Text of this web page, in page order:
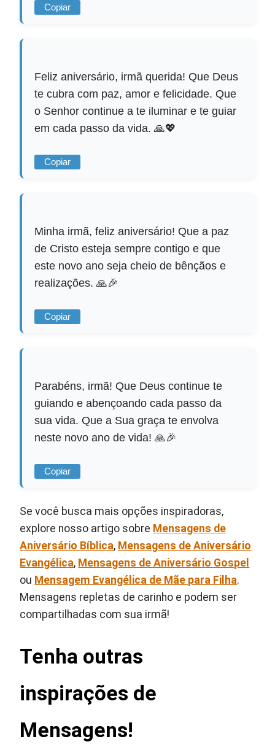
Copiar
Feliz aniversário, irmã querida! Que Deus
te cubra com paz, amor e felicidade. Que
o Senhor continue a te iluminar e te guiar
em cada passo da vida. 🙏💖
Copiar
Minha irmã, feliz aniversário! Que a paz
de Cristo esteja sempre contigo e que
este novo ano seja cheio de bênçãos e
realizações. 🙏🎉
Copiar
Parabéns, irmã! Que Deus continue te
guiando e abençoando cada passo da
sua vida. Que a Sua graça te envolva
neste novo ano de vida! 🙏🎉
Copiar
Se você busca mais opções inspiradoras,
explore nosso artigo sobre Mensagens de
Aniversário Bíblica, Mensagens de Aniversário
Evangélica, Mensagens de Aniversário Gospel
ou Mensagem Evangélica de Mãe para Filha.
Mensagens repletas de carinho e podem ser
compartilhadas com sua irmã!
Tenha outras
inspirações de
Mensagens!